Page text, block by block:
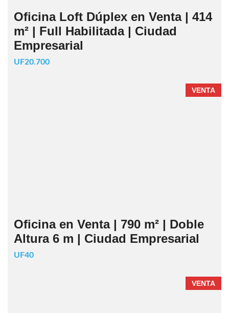
Oficina Loft Dúplex en Venta | 414
m² | Full Habilitada | Ciudad
Empresarial
UF20.700
VENTA
Oficina en Venta | 790 m² | Doble
Altura 6 m | Ciudad Empresarial
UF40
VENTA